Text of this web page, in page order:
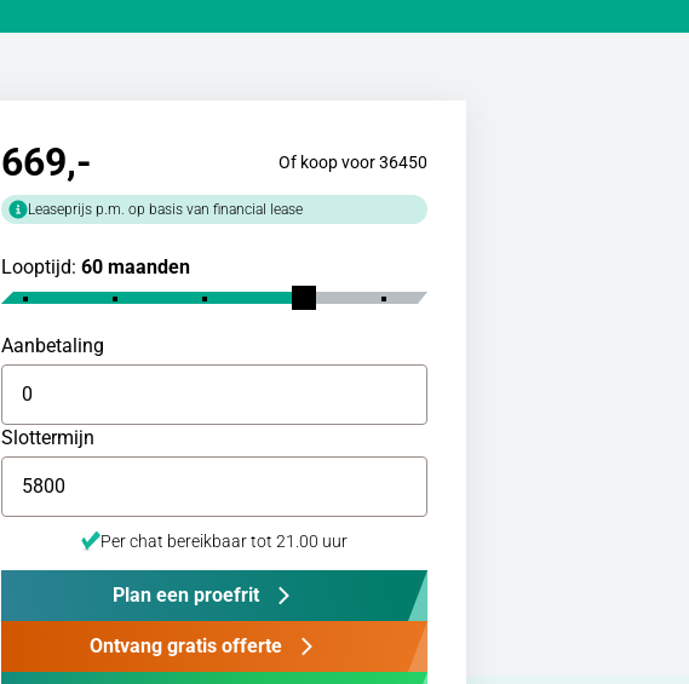
669,- Of koop voor 36450
Leaseprijs p.m. op basis van financial lease
Looptijd: 60 maanden
Aanbetaling
Slottermijn
Per chat bereikbaar tot 21.00 uur
Plan een proefrit
Ontvang gratis offerte